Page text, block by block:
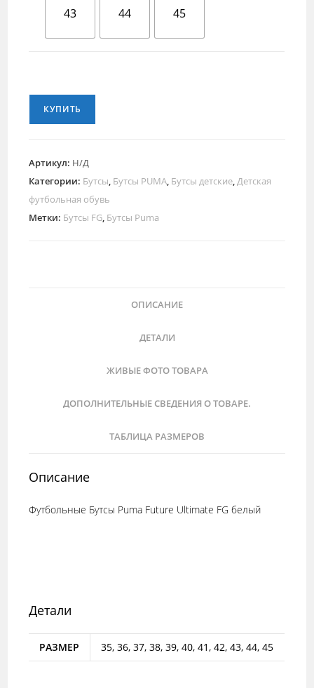
43 44 45
КУПИТЬ
Артикул: Н/Д
Категории: Бутсы, Бутсы PUMA, Бутсы детские,Детская
футбольная обувь
Метки: Бутсы FG, Бутсы Puma
ОПИСАНИЕ
ДЕТАЛИ
ЖИВЫЕ ФОТО ТОВАРА
ДОПОЛНИТЕЛЬНЫЕ СВЕДЕНИЯ О ТОВАРЕ.
ТАБЛИЦА РАЗМЕРОВ
Описание
Футбольные Бутсы Puma Future Ultimate FG белый
Детали
РАЗМЕР 35, 36, 37, 38, 39, 40, 41, 42, 43, 44, 45